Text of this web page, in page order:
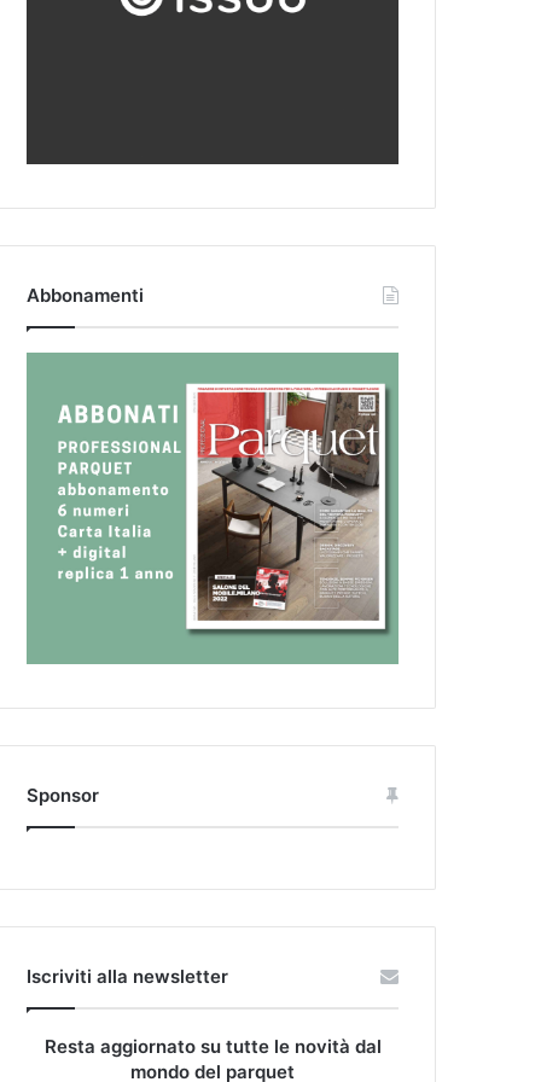
Abbonamenti
Sponsor
Iscriviti alla newsletter
Resta aggiornato su tutte le novità dal
mondo del parquet